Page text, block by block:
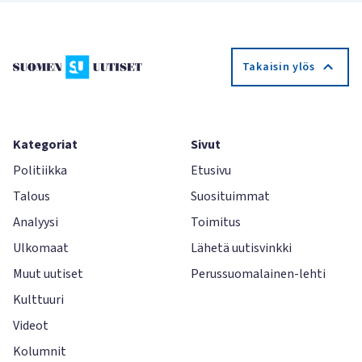
Takaisin ylös
Kategoriat
Politiikka
Talous
Analyysi
Ulkomaat
Muut uutiset
Kulttuuri
Videot
Kolumnit
Sivut
Etusivu
Suosituimmat
Toimitus
Lähetä uutisvinkki
Perussuomalainen-lehti